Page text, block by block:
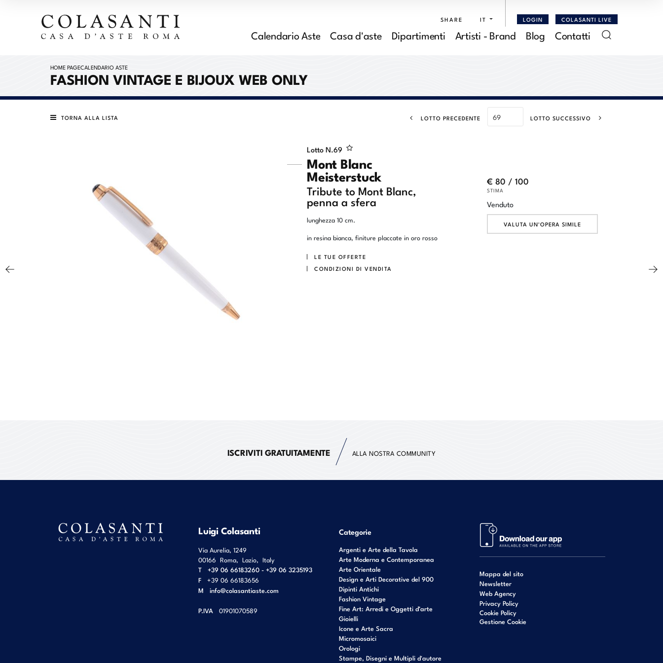
SHARE IT LOGIN COLASANTI LIVE
Calendario Aste Casa d'aste Dipartimenti Artisti - Brand Blog Contatti
HOME PAGECALENDARIO ASTE
FASHION VINTAGE E BIJOUX WEB ONLY
TORNA ALLA LISTA LOTTO PRECEDENTE LOTTO SUCCESSIVO
Lotto N.69
Mont Blanc
Meisterstuck
Tribute to Mont Blanc,
penna a sfera
lunghezza 10 cm.
in resina bianca, finiture placcate in oro rosso
LE TUE OFFERTE
CONDIZIONI DI VENDITA
€ 80 / 100
STIMA
Venduto
VALUTA UN'OPERA SIMILE
ISCRIVITI GRATUITAMENTE ALLA NOSTRA COMMUNITY
Luigi Colasanti
Via Aurelia, 1249
00166 Roma, Lazio, Italy
T
+39 06 66183260 - +39 06 3235193
F
+39 06 66183656
M info@colasantiaste.com
P.IVA 01901070589
Categorie
Argenti e Arte della Tavola
Arte Moderna e Contemporanea
Arte Orientale
Design e Arti Decorative del 900
Dipinti Antichi
Fashion Vintage
Fine Art: Arredi e Oggetti d’arte
Gioielli
Icone e Arte Sacra
Micromosaici
Orologi
Stampe, Disegni e Multipli d'autore
Mappa del sito
Newsletter
Web Agency
Privacy Policy
Cookie Policy
Gestione Cookie